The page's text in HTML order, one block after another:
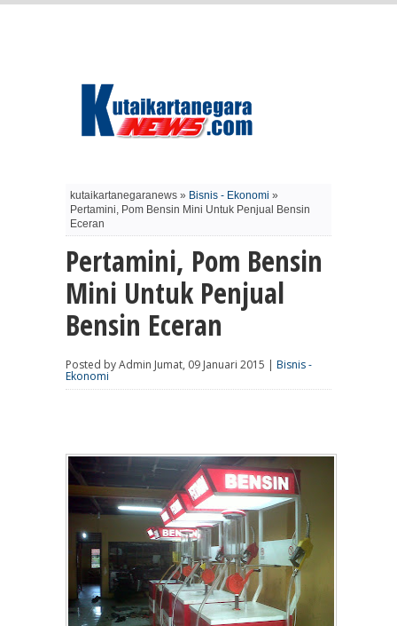
kutaikartanegaranews » Bisnis - Ekonomi »
Pertamini, Pom Bensin Mini Untuk Penjual Bensin
Eceran
Pertamini, Pom Bensin
Mini Untuk Penjual
Bensin Eceran
Posted by Admin Jumat, 09 Januari 2015 | Bisnis -
Ekonomi